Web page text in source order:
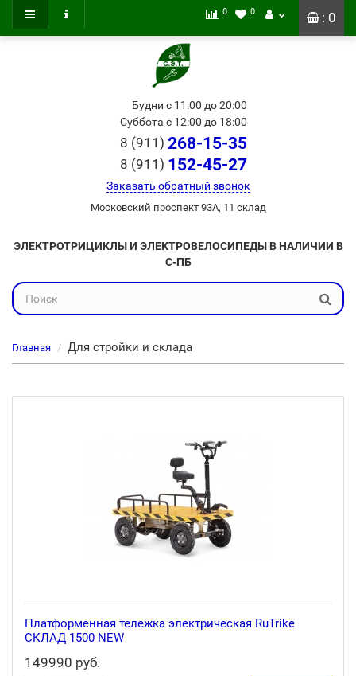
: 0
0 0
Будни с 11:00 до 20:00
Суббота с 12:00 до 18:00
8 (911) 268-15-35
8 (911) 152-45-27
Заказать обратный звонок
Московский проспект 93А, 11 склад
ЭЛЕКТРОТРИЦИКЛЫ И ЭЛЕКТРОВЕЛОСИПЕДЫ В НАЛИЧИИ В
С-ПБ
Главная Для стройки и склада
Платформенная тележка электрическая RuTrike
СКЛАД 1500 NEW
149990 руб.